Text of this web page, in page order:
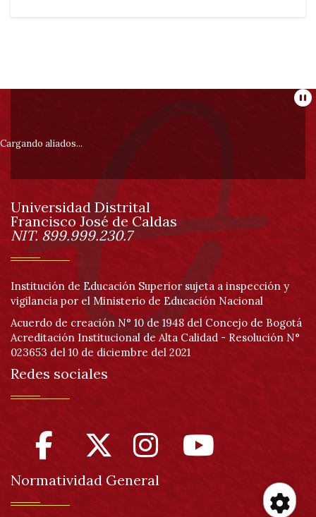
Información
pie
de
página
Cargando aliados...
Información
Universidad Distrital
Francisco José de Caldas
NIT. 899.999.230.7
Institución de Educación Superior sujeta a inspección y
vigilancia por el Ministerio de Educación Nacional
Acuerdo de creación N° 10 de 1948 del Concejo de Bogotá
Acreditación Institucional de Alta Calidad - Resolución N°
023653 del 10 de diciembre del 2021
Redes sociales
Normatividad General